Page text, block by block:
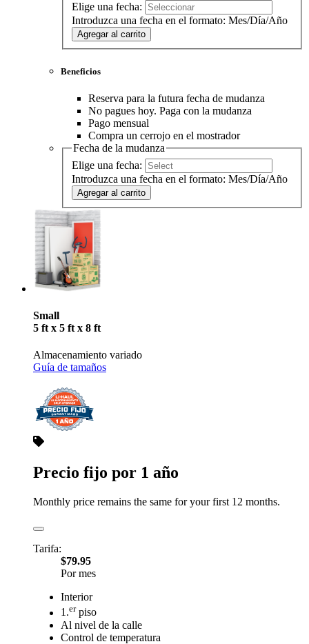
Elige una fecha:
Introduzca una fecha en el formato: Mes/Día/Año
Agregar al carrito
Beneficios
Reserva para la futura fecha de mudanza
No pagues hoy. Paga con la mudanza
Pago mensual
Compra un cerrojo en el mostrador
Fecha de la mudanza
Elige una fecha:
Introduzca una fecha en el formato: Mes/Día/Año
Agregar al carrito
Small
5 ft x 5 ft x 8 ft
Almacenamiento variado
Guía de tamaños
Precio fijo por 1 año
Monthly price remains the same for your first 12 months.
Tarifa:
$79.95
Por mes
Interior
1.erpiso
Al nivel de la calle
Control de temperatura